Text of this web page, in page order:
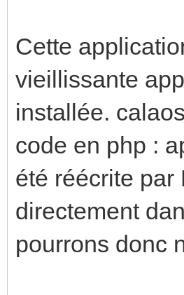
Cette
vieillissante
installée.
code en php :
été réécrite par
directement
pourrons donc